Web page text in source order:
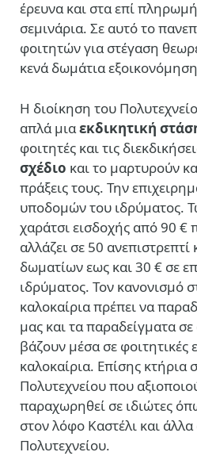
έρευνα και στα επί
σεμινάρια. Σε αυτό το
φοιτητών για στέγαση
κενά δωμάτια
Η διοίκηση του
απλά μιαεκδικητική
φοιτητές και τις
σχέδιο και το μαρτυρούν
πράξεις τους. Την
υποδομών του ιδρύματος.
χαράτσι εισδοχής από 90 €
αλλάζει σε 50
δωματίων εως και 30 € σε
ιδρύματος. Τον κανονισμό
καλοκαίρια πρέπει να
μας και τα παραδείγματα
βάζουν μέσα σε φοιτητικές
καλοκαίρια. Επίσης κτήρια
Πολυτεχνείου που
παραχωρηθεί σε ιδιώτες
στον λόφο Καστέλι και
Πολυτεχνείου.